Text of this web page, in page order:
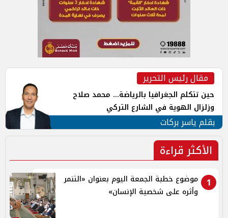
مقال رئيس التحرير
حين تتكلم الجغرافيا بالرياضة... محمد صلاح
وزلزال الهوية في الشارع التركي
بقلم ياسر بركات
الأكثر قراءة
1
موضوع خطبة الجمعة اليوم بعنوان «التنمر
وأثره على شخصية الإنسان»